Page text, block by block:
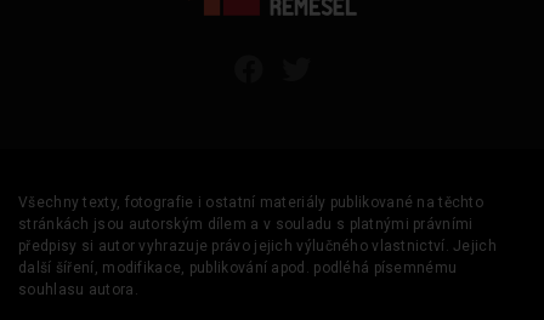
Všechny texty, fotografie i ostatní materiály publikované na těchto
stránkách jsou autorským dílem a v souladu s platnými právními
předpisy si autor vyhrazuje právo jejich výlučného vlastnictví. Jejich
další šíření, modifikace, publikování apod. podléhá písemnému
souhlasu autora.